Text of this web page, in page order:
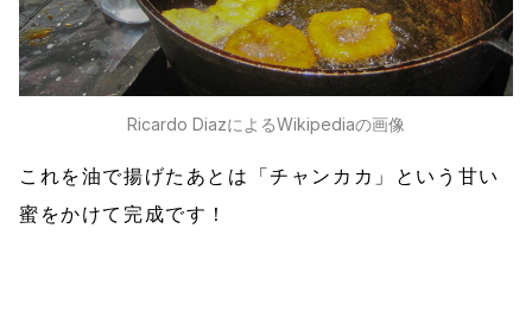
Ricardo DiazによるWikipediaの画像
これを油で揚げたあとは「チャンカカ」という甘い
蜜をかけて完成です！